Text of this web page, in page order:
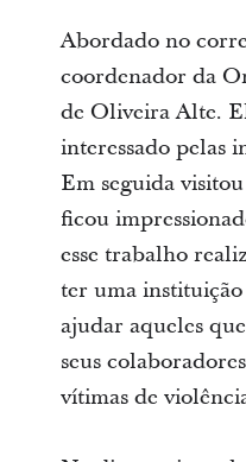
Abordado no
coordenador da
de Oliveira Alte.
interessado pelas
Em seguida
ficou
esse trabalho
ter uma instituição
ajudar aqueles
seus
vítimas de